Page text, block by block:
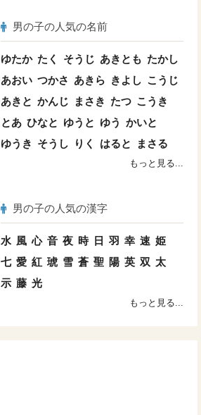
男の子の人気の名前
ゆたか たく そうじ あきとも たかし
あおい つかさ あきら きよし こうじ
あきと かんじ まさき たつ こうき
とあ ひなと ゆうと ゆう かいと
ゆうき そうし りく はると まさる
もっと見る...
男の子の人気の漢字
水 風 心 音 夜 時 日 羽 幸 速 姫
七 愛 紅 琥 雪 蒼 聖 陽 英 双 太
示 藤 光
もっと見る...